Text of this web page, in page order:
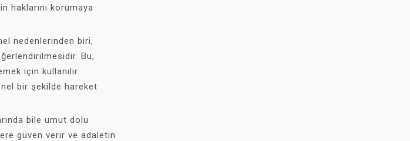
haklarını korumaya
nedenlerinden biri,
Bu,
için kullanılır.
bir şekilde hareket
bile umut dolu
güven verir ve adaletin